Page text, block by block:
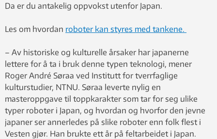
forbinder ikke først og fremst roboter med
morsomme roboter lenge. Foto:
Da er du antakelig oppvokst utenfor Japan.
Les om hvordan roboter kan styres med tankene.
– Av historiske og kulturelle årsaker har japanerne
lettere for å ta i bruk denne typen teknologi, mener
Roger André Søraa ved Institutt for tverrfaglige
kulturstudier, NTNU. Søraa leverte nylig en
masteroppgave til toppkarakter som tar for seg ulike
typer roboter i Japan, og hvordan og hvorfor den jevne
japaner ser annerledes på slike roboter enn folk flest i
Vesten gjør. Han brukte ett år på feltarbeidet i Japan.